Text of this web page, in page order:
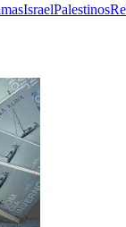
IsraelPalestinos